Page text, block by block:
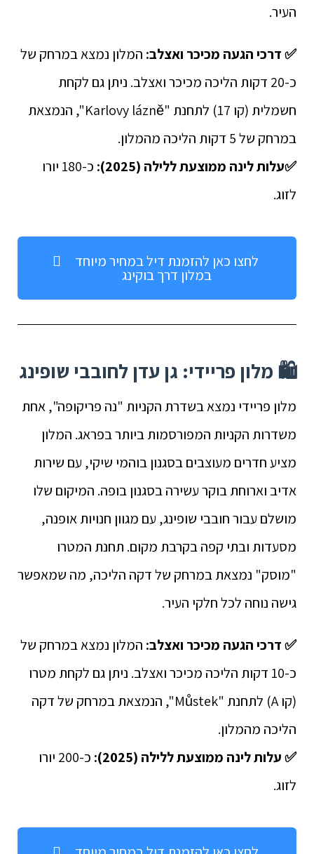
העיר.
✅ דרכי הגעה מכיכר ואצלב: המלון נמצא במרחק של
כ-20 דקות הליכה מכיכר ואצלב. ניתן גם לקחת
חשמלית (קו 17) לתחנת "Karlovy lázně", הנמצאת
במרחק של 5 דקות הליכה מהמלון.
✅עלות לינה ממוצעת ללילה (2025):
כ-180 יורו
לזוג.
לחצו כאן להזמנת דיל במחיר מיוחד
במלון דרך בוקינג
🛍️ מלון פריידי: גן עדן לחובבי שופינג
מלון פריידי נמצא בשדרת הקניות "נה פריקופה", אחת
משדרות הקניות המפורסמות ביותר בפראג. המלון
מציע חדרים מעוצבים בסגנון בוהמי שיקי, עם שירות
אדיב וארוחת בוקר עשירה בסגנון בופה. המיקום שלו
מושלם עבור חובבי שופינג, עם מגוון חנויות אופנה,
מסעדות ובתי קפה בקרבת מקום. תחנת המטרו
"מוסק" נמצאת במרחק של דקה הליכה, מה שמאפשר
גישה נוחה לכל חלקי העיר.
✅ דרכי הגעה מכיכר ואצלב: המלון נמצא במרחק של
כ-10 דקות הליכה מכיכר ואצלב. ניתן גם לקחת מטרו
(קו A) לתחנת "Můstek", הנמצאת במרחק של דקה
הליכה מהמלון.
✅עלות לינה ממוצעת ללילה (2025):
כ-200 יורו
לזוג.